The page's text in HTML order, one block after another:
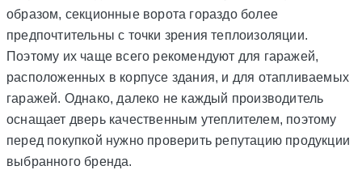
образом, секционные ворота гораздо более
предпочтительны с точки зрения теплоизоляции.
Поэтому их чаще всего рекомендуют для гаражей,
расположенных в корпусе здания, и для отапливаемых
гаражей. Однако, далеко не каждый производитель
оснащает дверь качественным утеплителем, поэтому
перед покупкой нужно проверить репутацию продукции
выбранного бренда.